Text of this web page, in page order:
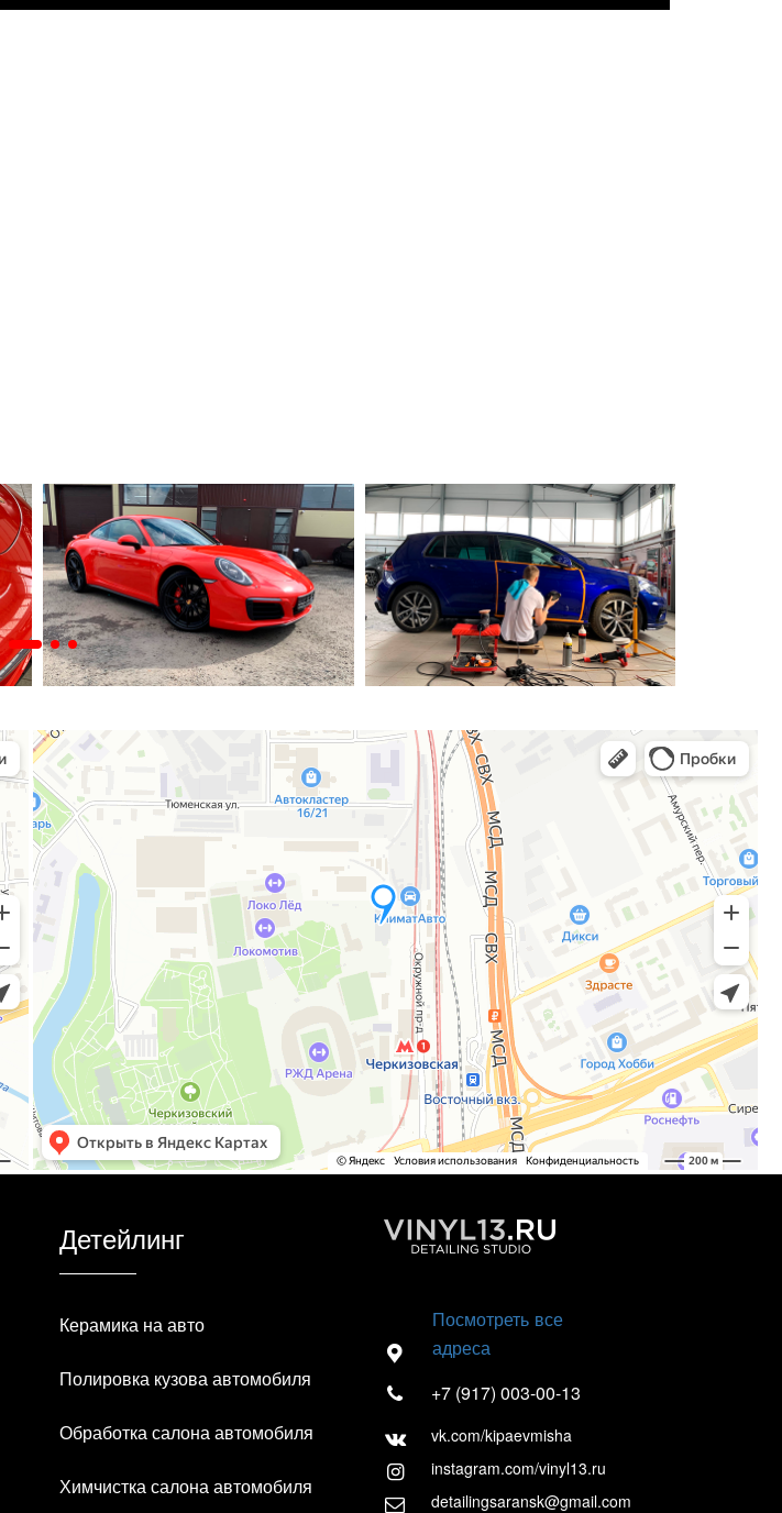
Детейлинг
Керамика на авто
Полировка кузова автомобиля
Обработка салона автомобиля
Химчистка салона автомобиля
Посмотреть все
адреса
+7 (917) 003-00-13
vk.com/kipaevmisha
instagram.com/vinyl13.ru
detailingsaransk@gmail.com